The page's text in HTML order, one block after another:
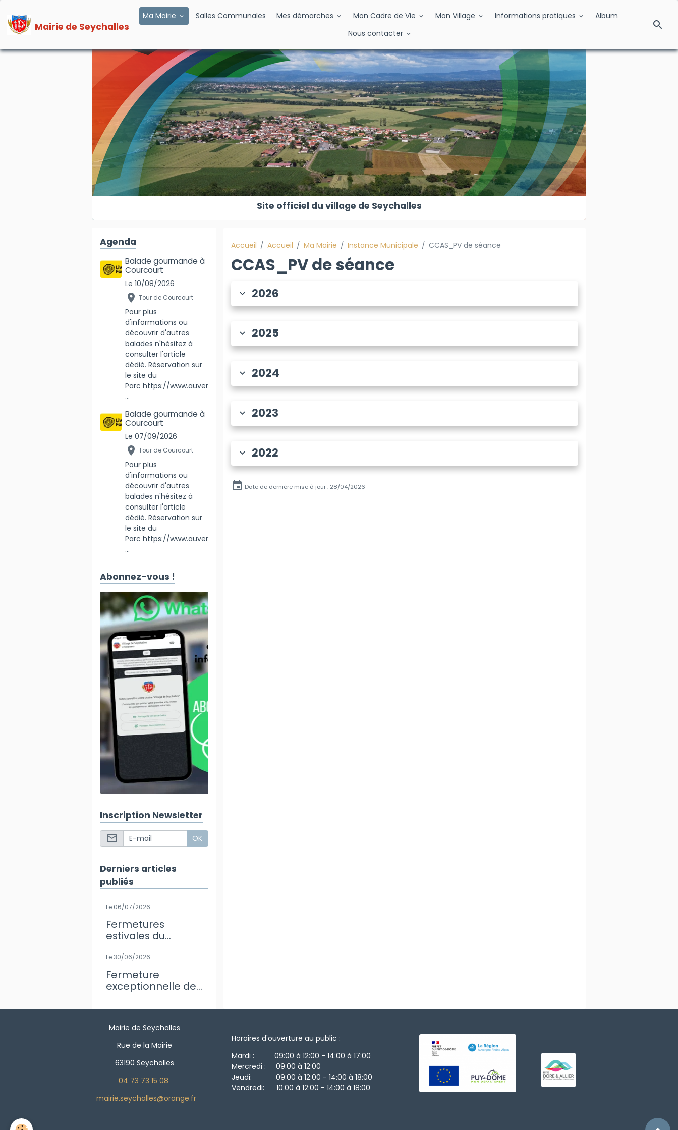
Mairie de Seychalles
Ma Mairie Salles Communales Mes démarches Mon Cadre de Vie Mon Village Informations pratiques
Album
Nous contacter
Site officiel du village de Seychalles
Accueil Accueil Ma Mairie Instance Municipale CCAS_PV de séance
CCAS_PV de séance
2026
2025
2024
2023
2022
Date de dernière mise à jour : 28/04/2026
Agenda
Balade gourmande à
Courcourt
Le 10/08/2026
Tour de Courcourt
Pour plus
d'informations ou
découvrir d'autres
balades n'hésitez à
consulter l'article
dédié. Réservation sur
le site du
Parc https://www.auver
...
Balade gourmande à
Courcourt
Le 07/09/2026
Tour de Courcourt
Pour plus
d'informations ou
découvrir d'autres
balades n'hésitez à
consulter l'article
dédié. Réservation sur
le site du
Parc https://www.auver
...
Abonnez-vous !
Inscription Newsletter
OK
Derniers articles
publiés
Le 06/07/2026
Fermetures
estivales du
Mairie
Le 30/06/2026
Fermeture
exceptionnelle de
Mairie de Seychalles
Rue de la Mairie
63190 Seychalles
04 73 73 15 08
mairie.seychalles@orange.fr
Horaires d'ouverture au public :
Mardi : 09:00 à 12:00 - 14:00 à 17:00
Mercredi : 09:00 à 12:00
Jeudi: 09:00 à 12:00 - 14:00 à 18:00
Vendredi: 10:00 à 12:00 - 14:00 à 18:00